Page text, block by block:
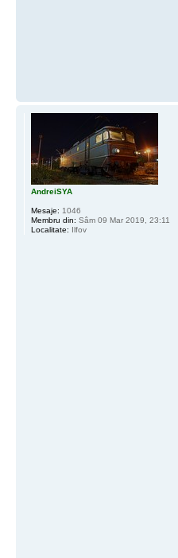
AndreiSYA
Mesaje: 1046
Membru din: Sâm 09 Mar 2019, 23:11
Localitate: Ilfov